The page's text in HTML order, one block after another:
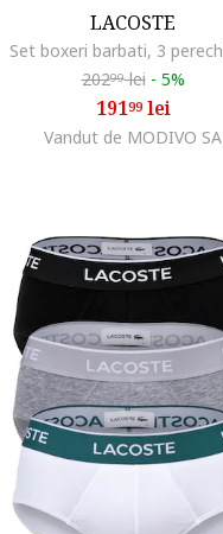
LACOSTE
20299lei - 5%
19199lei
Vandut de MODIVO SA